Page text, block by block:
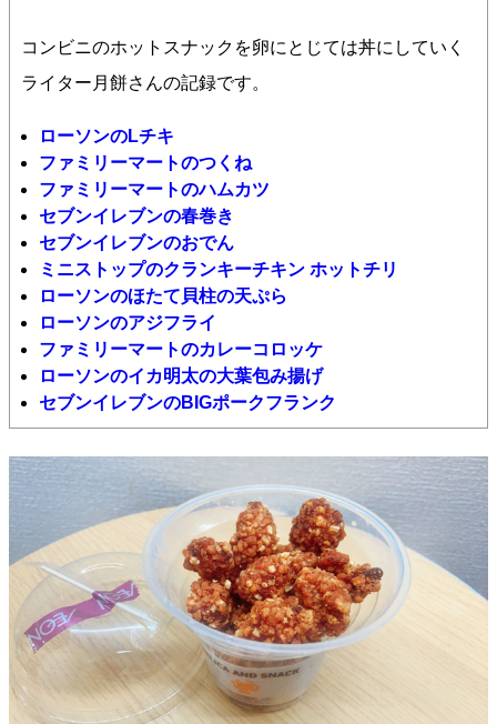
コンビニのホットスナックを卵にとじては丼にしていく
ライター月餅さんの記録です。
ローソンのLチキ
ファミリーマートのつくね
ファミリーマートのハムカツ
セブンイレブンの春巻き
セブンイレブンのおでん
ミニストップのクランキーチキン ホットチリ
ローソンのほたて貝柱の天ぷら
ローソンのアジフライ
ファミリーマートのカレーコロッケ
ローソンのイカ明太の大葉包み揚げ
セブンイレブンのBIGポークフランク